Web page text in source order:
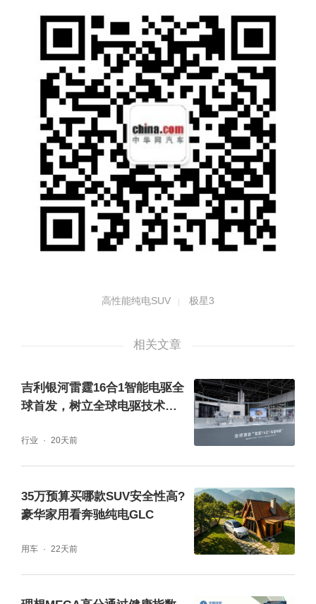
极星携手汽车安全领域专业合作伙伴，如Zens
eact、Luminar、Smart Eye开发先进ADAS系
统（高级驾驶辅助系统）。而为安全智驾护航
的则是更精密的环境感知系统。极星3整车标
配5个雷达、5个外部摄像头和12个超声波传感
器、1个带加热功能毫米波雷达和1个摄像头，
描，从硬件上全面锚定安全智能驾驶。
高性能纯电SUV 极星3
相关文章
吉利银河雷霆16合1智能电驱全
球首发，树立全球电驱技术新
行业 20天前
35万预算买哪款SUV安全性高?
豪华家用看奔驰纯电GLC
用车 22天前